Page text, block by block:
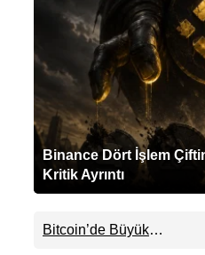
Binance Dört İşlem
Kritik Ayrıntı
Bitcoin’de Büyük